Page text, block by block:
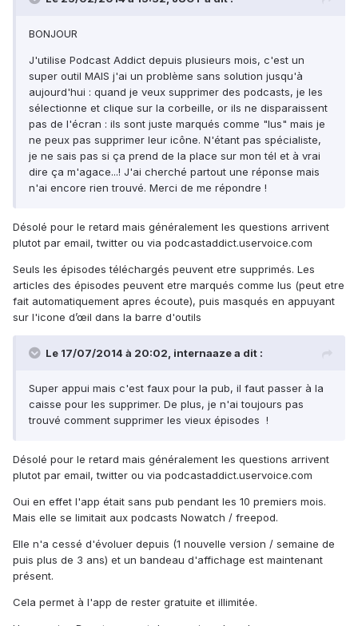
BONJOUR
J'utilise Podcast Addict depuis plusieurs mois, c'est un
super outil MAIS j'ai un problème sans solution jusqu'à
aujourd'hui : quand je veux supprimer des podcasts, je les
sélectionne et clique sur la corbeille, or ils ne disparaissent
pas de l'écran : ils sont juste marqués comme "lus" mais je
ne peux pas supprimer leur icône. N'étant pas spécialiste,
je ne sais pas si ça prend de la place sur mon tél et à vrai
dire ça m'agace...! J'ai cherché partout une réponse mais
n'ai encore rien trouvé. Merci de me répondre !
Désolé pour le retard mais généralement les questions arrivent
plutot par email, twitter ou via podcastaddict.uservoice.com
Seuls les épisodes téléchargés peuvent etre supprimés. Les
articles des épisodes peuvent etre marqués comme lus (peut etre
fait automatiquement apres écoute), puis masqués en appuyant
sur l'icone d’œil dans la barre d'outils
Le 17/07/2014 à 20:02, internaaze a dit :
Super appui mais c'est faux pour la pub, il faut passer à la
caisse pour les supprimer. De plus, je n'ai toujours pas
trouvé comment supprimer les vieux épisodes !
Désolé pour le retard mais généralement les questions arrivent
plutot par email, twitter ou via podcastaddict.uservoice.com
Oui en effet l'app était sans pub pendant les 10 premiers mois.
Mais elle se limitait aux podcasts Nowatch / freepod.
Elle n'a cessé d'évoluer depuis (1 nouvelle version / semaine de
puis plus de 3 ans) et un bandeau d'affichage est maintenant
présent.
Cela permet à l'app de rester gratuite et illimitée.